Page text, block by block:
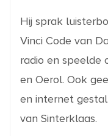
Hij sprak
Vinci Code van
radio en speelde
en Oerol. Ook
en internet
van Sinterklaas.